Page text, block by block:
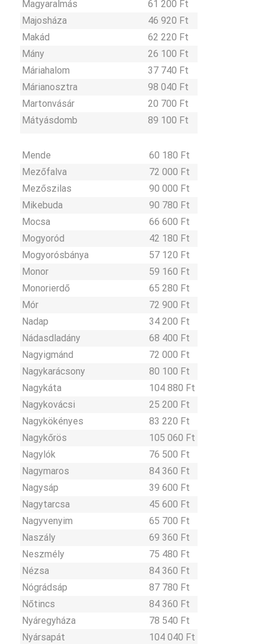
Magyaralmás
61 200 Ft
Majosháza
46 920 Ft
Makád
62 220 Ft
Mány
26 100 Ft
Máriahalom
37 740 Ft
Márianosztra
98 040 Ft
Martonvásár
20 700 Ft
Mátyásdomb
89 100 Ft
Mende
60 180 Ft
Mezőfalva
72 000 Ft
Mezőszilas
90 000 Ft
Mikebuda
90 780 Ft
Mocsa
66 600 Ft
Mogyoród
42 180 Ft
Mogyorósbánya
57 120 Ft
Monor
59 160 Ft
Monorierdő
65 280 Ft
Mór
72 900 Ft
Nadap
34 200 Ft
Nádasdladány
68 400 Ft
Nagyigmánd
72 000 Ft
Nagykarácsony
80 100 Ft
Nagykáta
104 880 Ft
Nagykovácsi
25 200 Ft
Nagykökényes
83 220 Ft
Nagykőrös
105 060 Ft
Nagylók
76 500 Ft
Nagymaros
84 360 Ft
Nagysáp
39 600 Ft
Nagytarcsa
45 600 Ft
Nagyvenyim
65 700 Ft
Naszály
69 360 Ft
Neszmély
75 480 Ft
Nézsa
84 360 Ft
Nógrádsáp
87 780 Ft
Nőtincs
84 360 Ft
Nyáregyháza
78 540 Ft
Nyársapát
104 040 Ft